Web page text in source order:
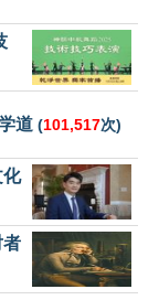
道 (101,517次)
化